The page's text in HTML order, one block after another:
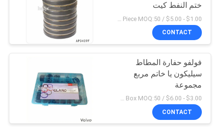
اسطوانة قابلة للتعديل
15
12
ختم النفط كيت
CONTACT
فولفو حفارة المطاط
سيليكون يا خاتم مربع
مجموعة
$3.00 - $6.00 / Box MOQ:50 صندوق / صناديق
CONTACT